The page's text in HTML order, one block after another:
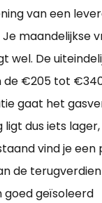
van een
maandelijkse
wel. De
de €205 tot
gaat het
ligt dus iets
vind je een
de
geïsoleerd